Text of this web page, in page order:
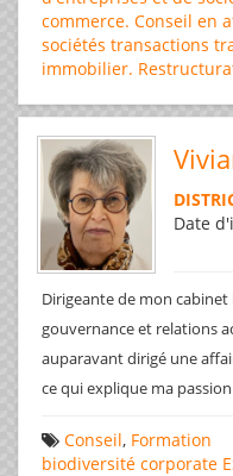
commerce. Conseil en
sociétés transactions
immobilier.
Date
Dirigeante de mon
gouvernance et relations
auparavant dirigé une
ce qui explique ma
Conseil, Formation
biodiversité corporate